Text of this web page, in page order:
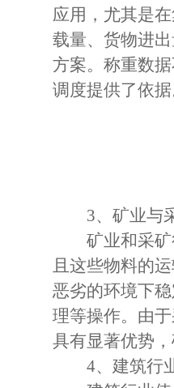
应用，尤其是
载量、货物进
方案。称重数
调度提供了依
3、矿业与
矿业和采矿行
且这些物料的
恶劣的环境下
理等操作。由
具有显著优势
4、建筑行